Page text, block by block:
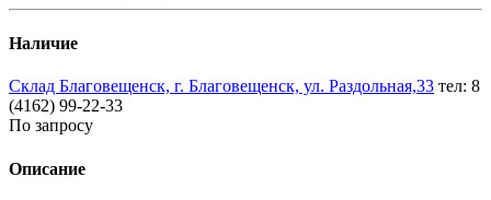
Наличие
Склад Благовещенск, г. Благовещенск, ул. Раздольная,33 тел: 8
(4162) 99-22-33
По запросу
Описание